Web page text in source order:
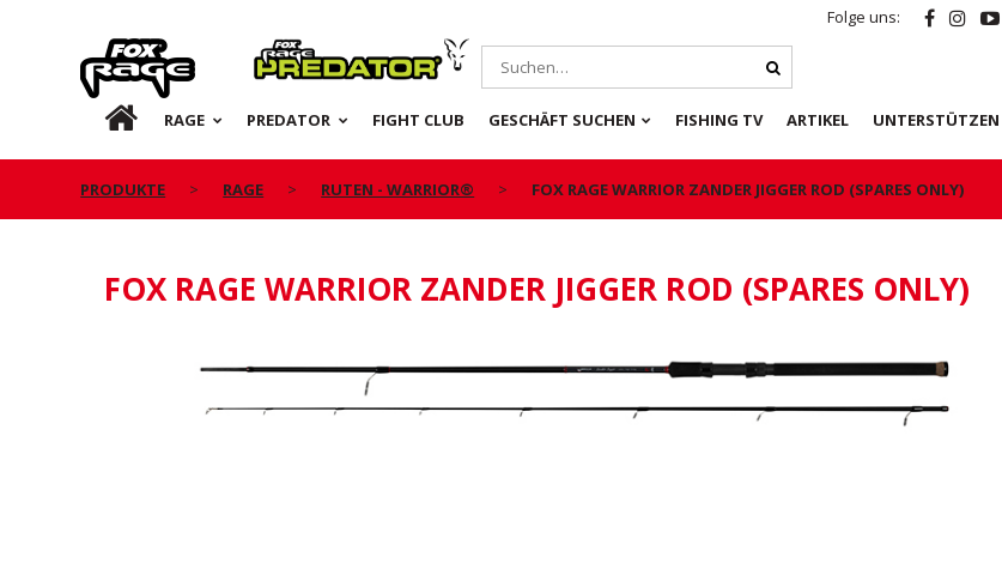
Folge uns:
Rage Predator
DE RAGE PREDATOR FIGHT CLUB GESCHÄFT SUCHEN FISHING TV ARTIKEL UNTERSTÜTZEN
PRODUKTE RAGE RUTEN - WARRIOR® FOX RAGE WARRIOR ZANDER JIGGER ROD (SPARES ONLY)
FOX RAGE WARRIOR ZANDER JIGGER ROD (SPARES ONLY)